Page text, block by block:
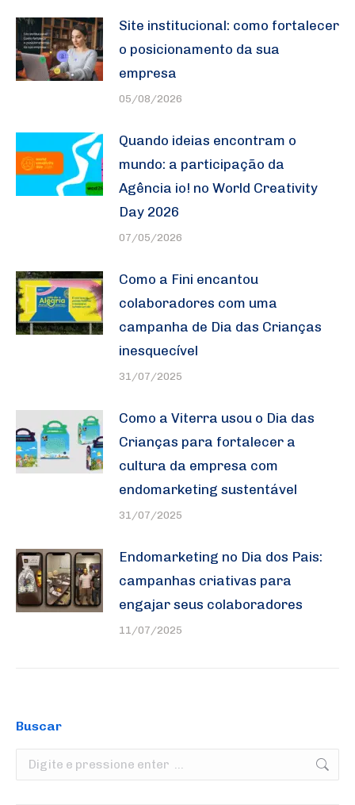
Site institucional: como fortalecer
o posicionamento da sua
empresa
05/08/2026
Quando ideias encontram o
mundo: a participação da
Agência io! no World Creativity
Day 2026
07/05/2026
Como a Fini encantou
colaboradores com uma
campanha de Dia das Crianças
inesquecível
31/07/2025
Como a Viterra usou o Dia das
Crianças para fortalecer a
cultura da empresa com
endomarketing sustentável
31/07/2025
Endomarketing no Dia dos Pais:
campanhas criativas para
engajar seus colaboradores
11/07/2025
Buscar
Search: